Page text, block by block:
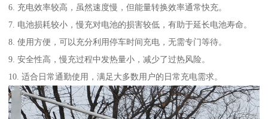
6. 充电效率较高，虽然速度慢，但能量转换效率通常快充。
7. 电池损耗较小，慢充对电池的损害较低，有助于延长电池寿命。
8. 使用方便，可以充分利用停车时间充电，无需专门等待。
9. 安全性高，慢充过程中发热量小，减少了过热风险。
10. 适合日常通勤使用，满足大多数用户的日常充电需求。